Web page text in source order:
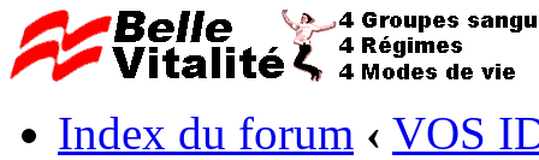
Index du forum ‹ VOS